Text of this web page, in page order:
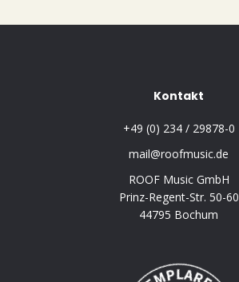
Kontakt
+49 (0) 234 / 29878-0
mail@roofmusic.de
ROOF Music GmbH
Prinz-Regent-Str. 50-60
44795 Bochum